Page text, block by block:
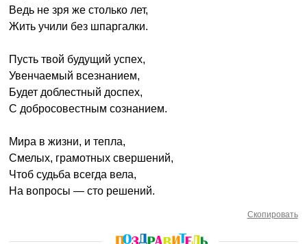
Ведь не зря же столько лет,
Жить учили без шпаргалки.
Пусть твой будущий успех,
Увенчаемый всезнанием,
Будет доблестный доспех,
С добросовестным сознанием.
Мира в жизни, и тепла,
Смелых, грамотных свершений,
Чтоб судьба всегда вела,
На вопросы — сто решений.
Скопировать